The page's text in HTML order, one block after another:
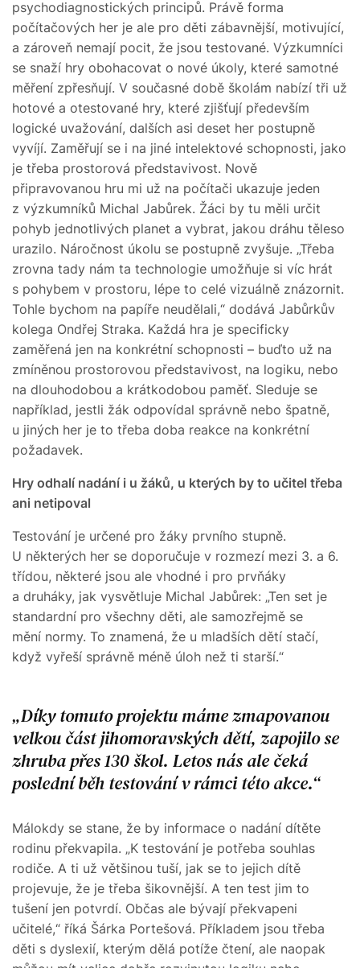
psychodiagnostických principů. Právě forma
počítačových her je ale pro děti zábavnější, motivující,
a zároveň nemají pocit, že jsou testované. Výzkumníci
se snaží hry obohacovat o nové úkoly, které samotné
měření zpřesňují. V současné době školám nabízí tři už
hotové a otestované hry, které zjišťují především
logické uvažování, dalších asi deset her postupně
vyvíjí. Zaměřují se i na jiné intelektové schopnosti, jako
je třeba prostorová představivost. Nově
připravovanou hru mi už na počítači ukazuje jeden
z výzkumníků Michal Jabůrek. Žáci by tu měli určit
pohyb jednotlivých planet a vybrat, jakou dráhu těleso
urazilo. Náročnost úkolu se postupně zvyšuje. „Třeba
zrovna tady nám ta technologie umožňuje si víc hrát
s pohybem v prostoru, lépe to celé vizuálně znázornit.
Tohle bychom na papíře neudělali,“ dodává Jabůrkův
kolega Ondřej Straka. Každá hra je specificky
zaměřená jen na konkrétní schopnosti – buďto už na
zmíněnou prostorovou představivost, na logiku, nebo
na dlouhodobou a krátkodobou paměť. Sleduje se
například, jestli žák odpovídal správně nebo špatně,
u jiných her je to třeba doba reakce na konkrétní
požadavek.
Hry odhalí nadání i u žáků, u kterých by to učitel třeba
ani netipoval
Testování je určené pro žáky prvního stupně.
U některých her se doporučuje v rozmezí mezi 3. a 6.
třídou, některé jsou ale vhodné i pro prvňáky
a druháky, jak vysvětluje Michal Jabůrek: „Ten set je
standardní pro všechny děti, ale samozřejmě se
mění normy. To znamená, že u mladších dětí stačí,
když vyřeší správně méně úloh než ti starší.“
Díky tomuto projektu máme zmapovanou
velkou část jihomoravských dětí, zapojilo se
zhruba přes 130 škol. Letos nás ale čeká
poslední běh testování v rámci této akce.
Málokdy se stane, že by informace o nadání dítěte
rodinu překvapila. „K testování je potřeba souhlas
rodiče. A ti už většinou tuší, jak se to jejich dítě
projevuje, že je třeba šikovnější. A ten test jim to
tušení jen potvrdí. Občas ale bývají překvapeni
učitelé,“ říká Šárka Portešová. Příkladem jsou třeba
děti s dyslexií, kterým dělá potíže čtení, ale naopak